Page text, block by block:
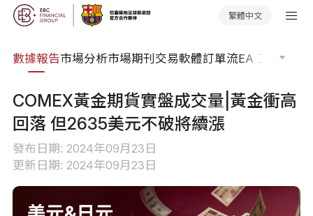
繁體中文
數據報告市場分析市場期刊交易軟體訂單流EA 工具庫
COMEX黃金期貨實盤成交量|黃金衝高
回落 但2635美元不破將續漲
發布日期: 2024年09月23日
更新日期: 2024年09月23日